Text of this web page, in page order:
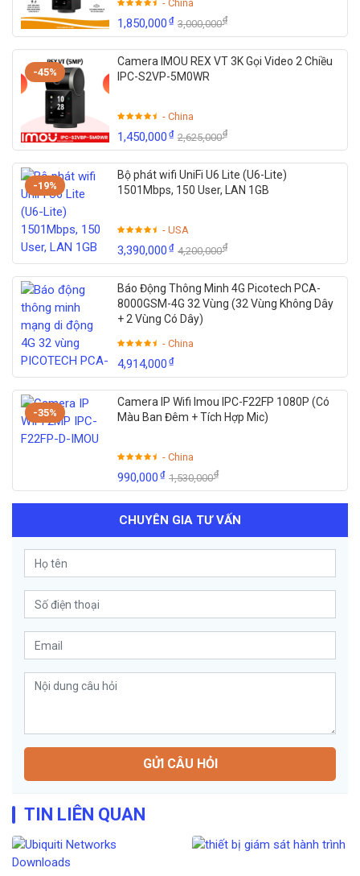
- China
1,850,000₫ 3,000,000₫
-45%
Camera IMOU REX VT 3K Gọi Video 2 Chiều
IPC-S2VP-5M0WR
- China
1,450,000₫ 2,625,000₫
-19%
Bộ phát wifi UniFi U6 Lite (U6-Lite)
1501Mbps, 150 User, LAN 1GB
- USA
3,390,000₫ 4,200,000₫
Báo Động Thông Minh 4G Picotech PCA-
8000GSM-4G 32 Vùng (32 Vùng Không Dây
+ 2 Vùng Có Dây)
- China
4,914,000₫
-35%
Camera IP Wifi Imou IPC-F22FP 1080P (Có
Màu Ban Đêm + Tích Hợp Mic)
- China
990,000₫ 1,530,000₫
CHUYÊN GIA TƯ VẤN
GỬI CÂU HỎI
TIN LIÊN QUAN